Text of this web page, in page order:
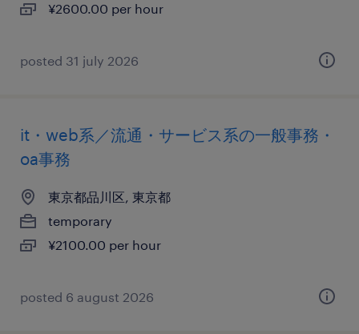
¥2600.00 per hour
posted 31 july 2026
it・web系／流通・サービス系の一般事務・
oa事務
東京都品川区, 東京都
temporary
¥2100.00 per hour
posted 6 august 2026